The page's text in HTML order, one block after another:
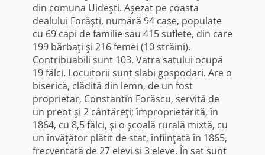
din comuna Uideşti. Aşezat pe coasta
dealului Forăşti, numără 94 case, populate
cu 69 capi de familie sau 415 suflete, din care
199 bărbaţi şi 216 femei (10 străini).
Contribuabili sunt 103. Vatra satului ocupă
19 fălci. Locuitorii sunt slabi gospodari. Are o
biserică, clădită din lemn, de un fost
proprietar, Constantin Forăscu, servită de
un preot şi 2 cântăreţi; împroprietărită, în
1864, cu 8,5 fălci, şi o şcoală rurală mixtă, cu
un învăţător plătit de stat, înfiinţată în 1865,
frecventată de 27 elevi şi 3 eleve. În sat sunt